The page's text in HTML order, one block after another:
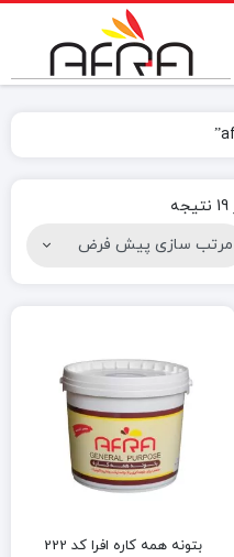
بتونه همه کاره افرا کد 222